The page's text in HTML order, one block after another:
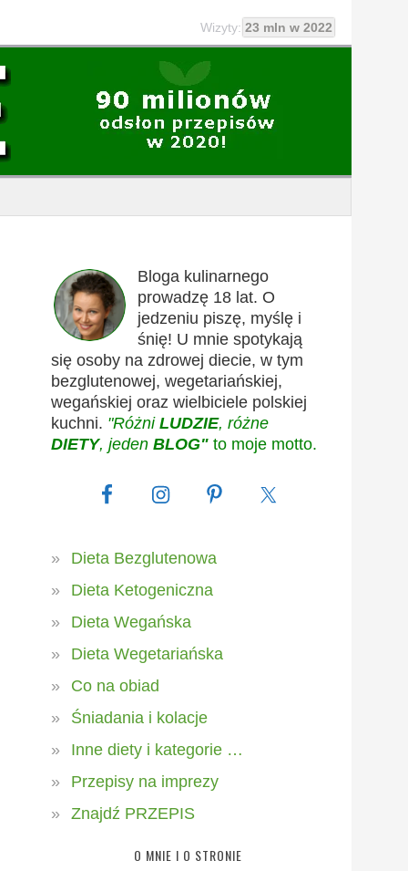
Wizyty: 23 mln w 2022
Bloga kulinarnego
prowadzę 18 lat. O
jedzeniu piszę, myślę i
śnię! U mnie spotykają
się osoby na zdrowej diecie, w tym
bezglutenowej, wegetariańskiej,
wegańskiej oraz wielbiciele polskiej
kuchni. "Różni LUDZIE, różne
DIETY, jeden BLOG" to moje motto.
Dieta Bezglutenowa
Dieta Ketogeniczna
Dieta Wegańska
Dieta Wegetariańska
Co na obiad
Śniadania i kolacje
Inne diety i kategorie …
Przepisy na imprezy
Znajdź PRZEPIS
O MNIE I O STRONIE